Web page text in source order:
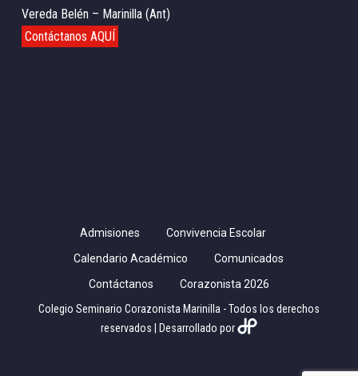
Vereda Belén – Marinilla (Ant)
Contáctanos AQUÍ
Admisiones
Convivencia Escolar
Calendario Académico
Comunicados
Contáctanos
Corazonista 2026
Colegio Seminario Corazonista Marinilla - Todos los derechos
reservados | Desarrollado por